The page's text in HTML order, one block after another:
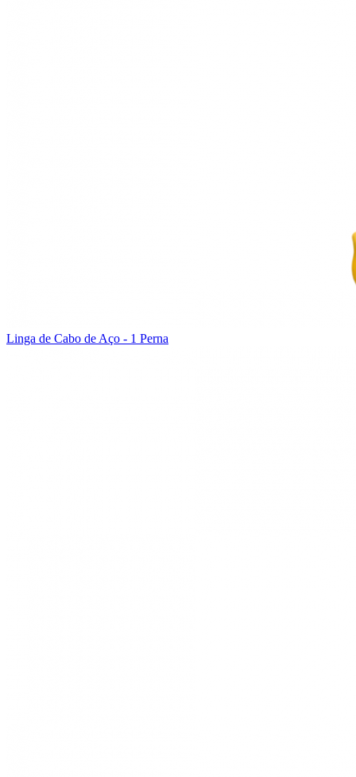
Linga de Cabo de Aço - 1 Perna